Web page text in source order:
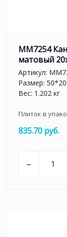
MM7254
матовый
Артикул:
Размер:
Вес: 1.202 кг
Плиток в
835.70 руб.
–